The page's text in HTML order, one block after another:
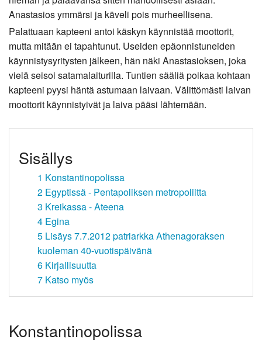
Anastasios ymmärsi ja käveli pois murheellisena.
Palattuaan kapteeni antoi käskyn käynnistää moottorit,
mutta mitään ei tapahtunut. Useiden epäonnistuneiden
käynnistysyritysten jälkeen, hän näki Anastasioksen, joka
vielä seisoi satamalaiturilla. Tuntien sääliä poikaa kohtaan
kapteeni pyysi häntä astumaan laivaan. Välittömästi laivan
moottorit käynnistyivät ja laiva pääsi lähtemään.
Sisällys
1 Konstantinopolissa
2 Egyptissä - Pentapoliksen metropoliitta
3 Kreikassa - Ateena
4 Egina
5 Lisäys 7.7.2012 patriarkka Athenagoraksen
kuoleman 40-vuotispäivänä
6 Kirjallisuutta
7 Katso myös
Konstantinopolissa